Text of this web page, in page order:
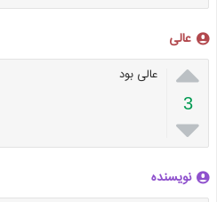
عالی

3

عالی بود
نویسنده